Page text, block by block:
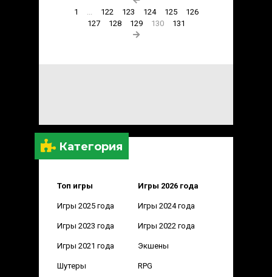
Категория
Топ игры Игры 2026 года
Игры 2025 года Игры 2024 года
Игры 2023 года Игры 2022 года
Игры 2021 года Экшены
Шутеры RPG
1 ... 122 123 124 125
126
127
128 129 130 131